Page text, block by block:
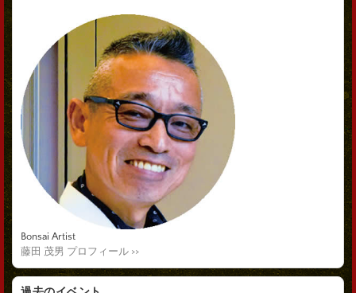
Bonsai Artist
藤田 茂男 プロフィール >>